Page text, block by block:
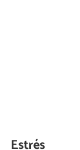
Estrés